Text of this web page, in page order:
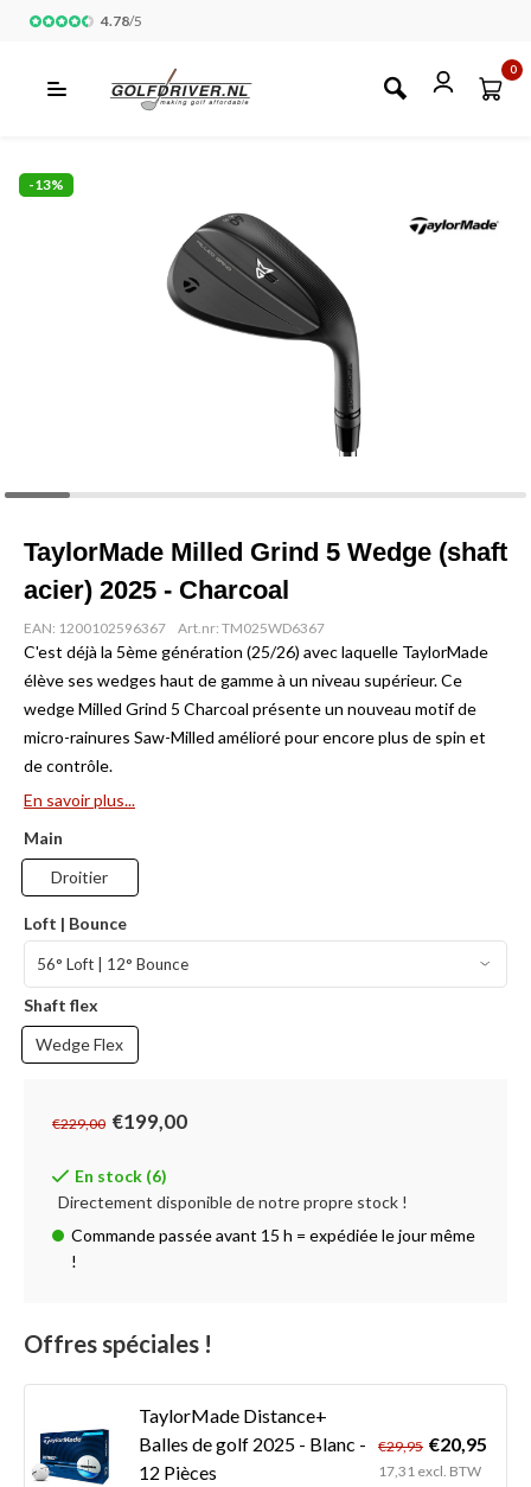
4.78/5
0
-13%
TaylorMade Milled Grind 5 Wedge (shaft
acier) 2025 - Charcoal
EAN: 1200102596367 Art.nr: TM025WD6367
C'est déjà la 5ème génération (25/26) avec laquelle TaylorMade
élève ses wedges haut de gamme à un niveau supérieur. Ce
wedge Milled Grind 5 Charcoal présente un nouveau motif de
micro-rainures Saw-Milled amélioré pour encore plus de spin et
de contrôle.
En savoir plus...
Main
Droitier
Loft | Bounce
Shaft flex
Wedge Flex
€229,00 €199,00
En stock (6)
Directement disponible de notre propre stock !
Commande passée avant 15 h = expédiée le jour même
!
Offres spéciales !
TaylorMade Distance+
Balles de golf 2025 - Blanc -
12 Pièces
€29,95 €20,95
17,31 excl. BTW